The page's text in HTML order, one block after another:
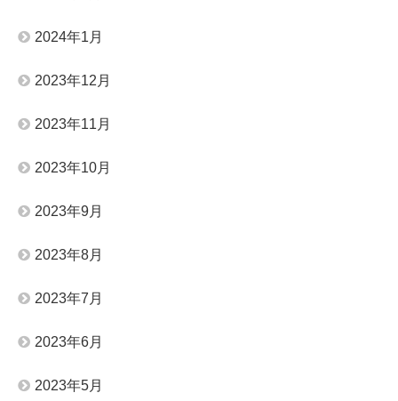
2024年1月
2023年12月
2023年11月
2023年10月
2023年9月
2023年8月
2023年7月
2023年6月
2023年5月